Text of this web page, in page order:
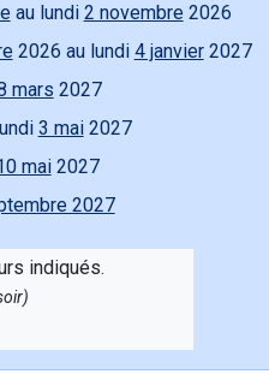
au lundi 2 novembre 2026
2026 au lundi 4 janvier2027
mars 2027
3 mai2027
mai2027
2027
indiqués.